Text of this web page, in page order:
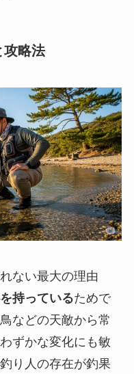
攻略法
ない最大の理由
持っているためで
などの天敵から常
ずかな変化にも敏
り人の存在が釣果